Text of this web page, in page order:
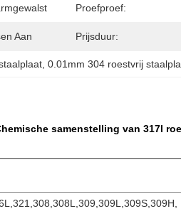
Proefproef:
Aan Prijsduur:
, 0.01mm 304 roestvrij
samenstelling van 317l